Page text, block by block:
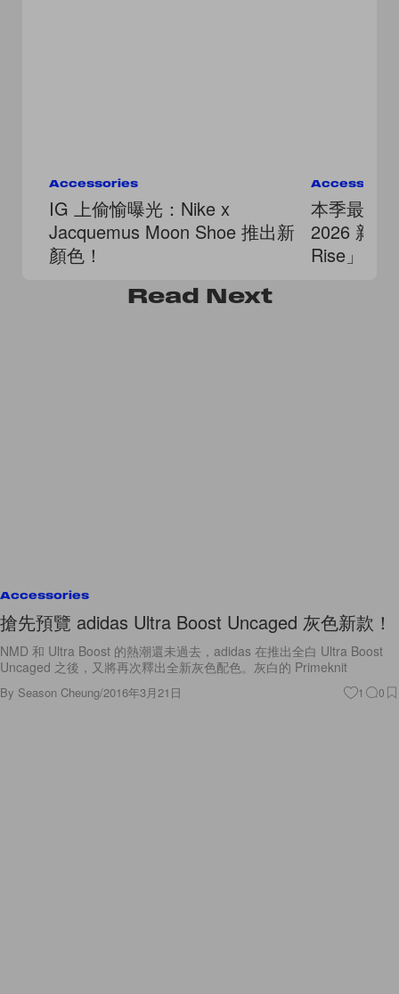
Accessories
IG 上偷愉曝光：Nike x
Jacquemus Moon Shoe 推出新
顏色！
本季最燒
2026 新款
Rise」立
Read Next
Accessories
搶先預覽 adidas Ultra Boost Uncaged 灰色新款！
NMD 和 Ultra Boost 的熱潮還未過去，adidas 在推出全白 Ultra Boost
Uncaged 之後，又將再次釋出全新灰色配色。灰白的 Primeknit
By Season Cheung/2016年3月21日 1 0